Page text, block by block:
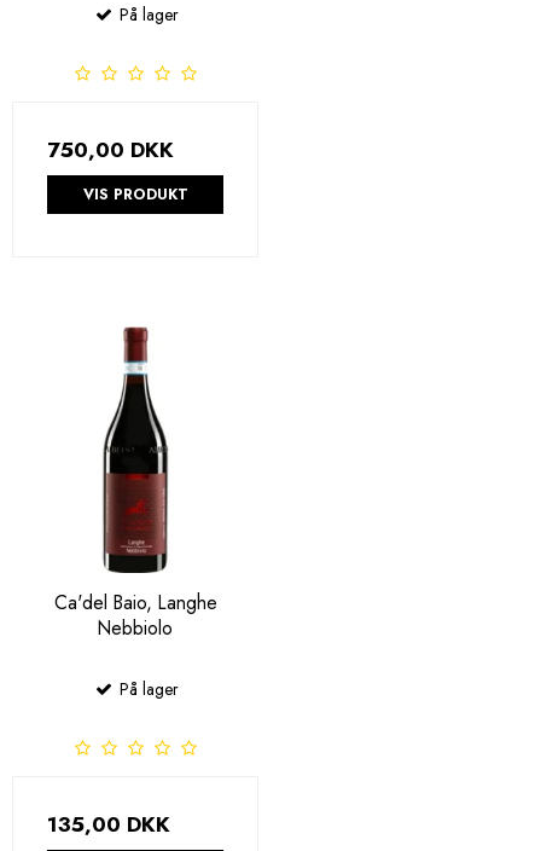
På lager
750,00 DKK
VIS PRODUKT
Ca'del Baio, Langhe
Nebbiolo
På lager
135,00 DKK